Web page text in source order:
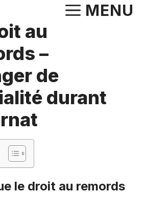
MENU
au
–
de
durant
le droit au remords